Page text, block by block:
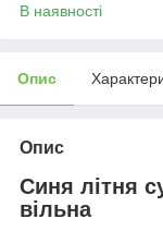
В наявності
Опис
Опис
Синя літня
вільна